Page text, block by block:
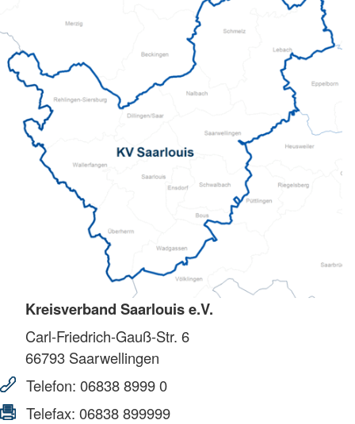
Kreisverband Saarlouis e.V.
Carl-Friedrich-Gauß-Str. 6
66793 Saarwellingen
Telefon: 06838 8999 0
Telefax: 06838 899999